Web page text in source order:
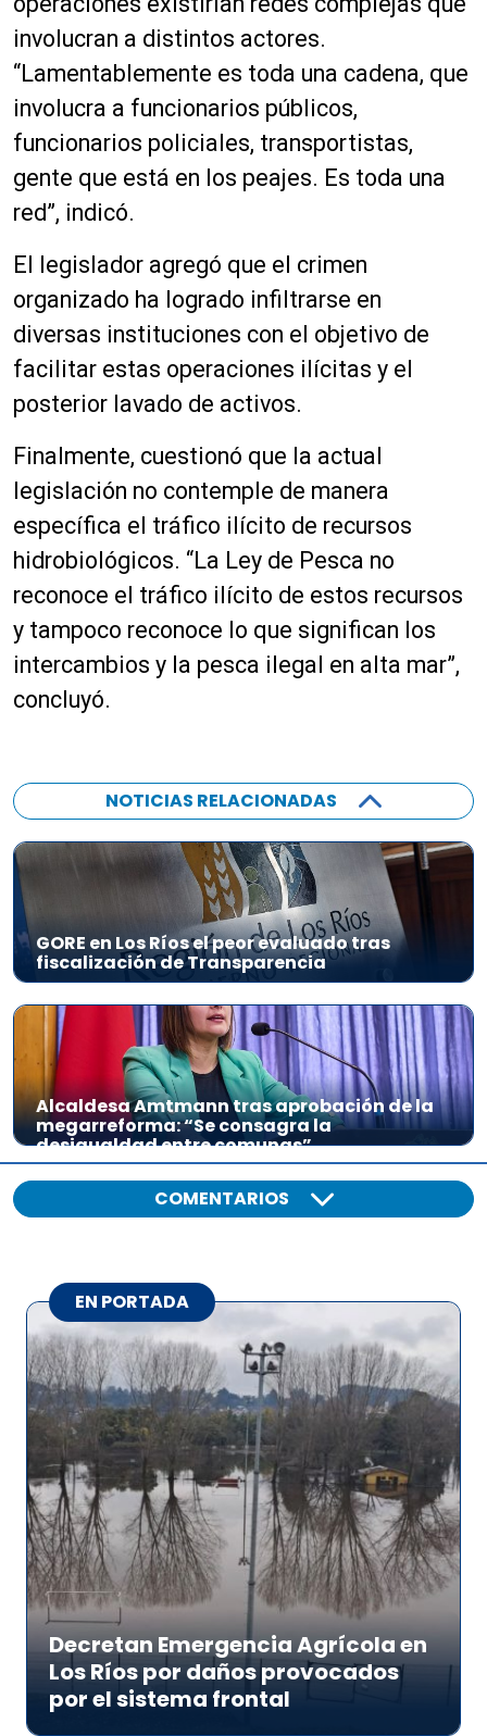
involucran a distintos actores.
“Lamentablemente es toda una cadena, que
involucra a funcionarios públicos,
funcionarios policiales, transportistas,
gente que está en los peajes. Es toda una
red”, indicó.
El legislador agregó que el crimen
organizado ha logrado infiltrarse en
diversas instituciones con el objetivo de
facilitar estas operaciones ilícitas y el
posterior lavado de activos.
Finalmente, cuestionó que la actual
legislación no contemple de manera
específica el tráfico ilícito de recursos
hidrobiológicos. “La Ley de Pesca no
reconoce el tráfico ilícito de estos recursos
y tampoco reconoce lo que significan los
intercambios y la pesca ilegal en alta mar”,
concluyó.
NOTICIAS RELACIONADAS
GORE en Los Ríos el peor evaluado tras
fiscalización de Transparencia
Alcaldesa Amtmann tras aprobación de la
megarreforma: “Se consagra la
desigualdad entre comunas”
COMENTARIOS
EN PORTADA
Decretan Emergencia Agrícola en
Los Ríos por daños provocados
por el sistema frontal